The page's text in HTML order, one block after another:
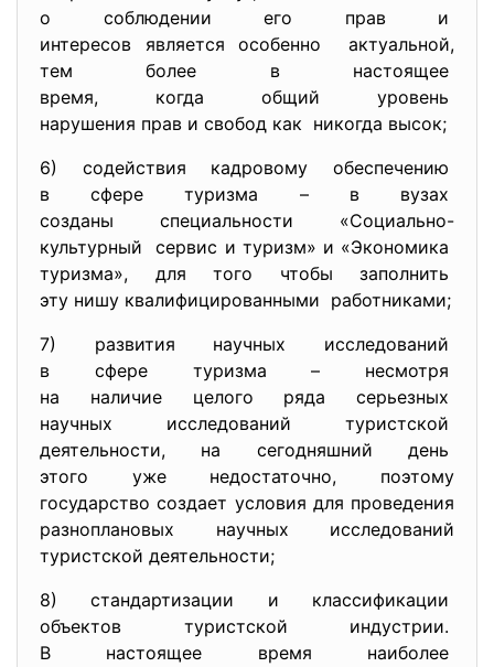
о соблюдении его прав и
интересов является особенно актуальной,
тем более в настоящее
время, когда общий уровень
нарушения прав и свобод как никогда высок;
6) содействия кадровому обеспечению
в сфере туризма – в вузах
созданы специальности «Социально-
культурный сервис и туризм» и «Экономика
туризма», для того чтобы заполнить
эту нишу квалифицированными работниками;
7) развития научных исследований
в сфере туризма – несмотря
на наличие целого ряда серьезных
научных исследований туристской
деятельности, на сегодняшний день
этого уже недостаточно, поэтому
государство создает условия для проведения
разноплановых научных исследований
туристской деятельности;
8) стандартизации и классификации
объектов туристской индустрии.
В настоящее время наиболее